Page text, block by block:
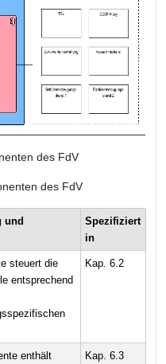
des FdV
des FdV
und
Spezifiziert
in
steuert die
entsprechend
Kap. 6.2
enthält
Kap. 6.3